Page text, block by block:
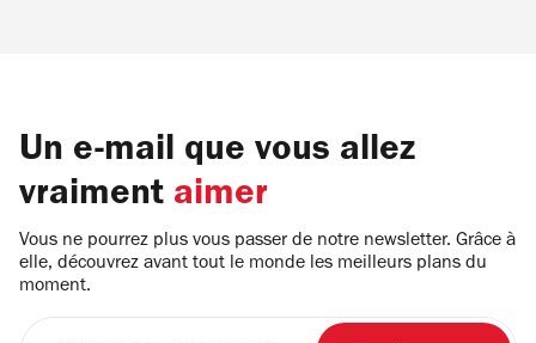
Un e-mail que vous allez
vraiment aimer
Vous ne pourrez plus vous passer de notre newsletter. Grâce à
elle, découvrez avant tout le monde les meilleurs plans du
moment.